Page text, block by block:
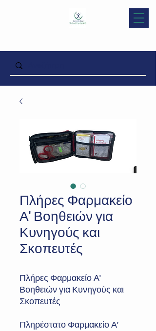
Πλήρες Φαρμακείο
Α' Βοηθειών για
Κυνηγούς και
Σκοπευτές
Πλήρες Φαρμακείο Α'
Βοηθειών για Κυνηγούς και
Σκοπευτές
Πληρέστατο Φαρμακείο Α’